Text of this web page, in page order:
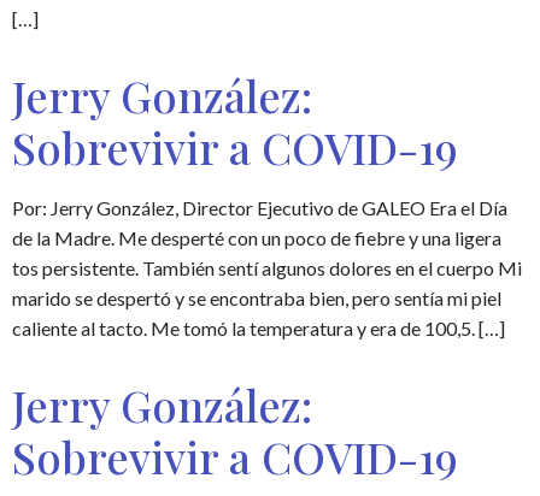
[…]
Jerry González:
Sobrevivir a COVID-19
Por: Jerry González, Director Ejecutivo de GALEO Era el Día
de la Madre. Me desperté con un poco de fiebre y una ligera
tos persistente. También sentí algunos dolores en el cuerpo Mi
marido se despertó y se encontraba bien, pero sentía mi piel
caliente al tacto. Me tomó la temperatura y era de 100,5. […]
Jerry González:
Sobrevivir a COVID-19